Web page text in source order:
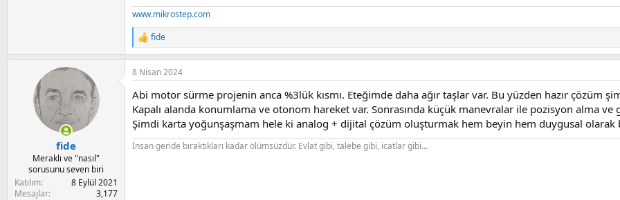
www.mikrostep.com
R
e
a
c
i
o
n
s
:
fide
fide
Meraklı ve "nasıl"
sorusunu seven biri
Katılım
8 Eylül 2021
Mesajlar
3,177
8 Nisan 2024
Abi motor sürme projenin anca %3lük kısmı. Eteğimde daha ağır taşlar var. Bu yüzden hazır çözüm
Kapalı alanda konumlama ve otonom hareket var. Sonrasında küçük manevralar ile pozisyon alma ve
Şimdi karta yoğunşaşmam hele ki analog + dijital çözüm oluşturmak hem beyin hem duygusal olarak
İnsan geride bıraktıkları kadar ölümsüzdür. Evlat gibi, talebe gibi, icatlar gibi...